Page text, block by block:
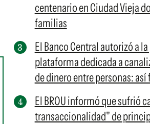
centenario en Ciudad Vieja
familias
El Banco Central autorizó a
plataforma dedicada a
de dinero entre personas:
El BROU informó que sufrió
transaccionalidad" de